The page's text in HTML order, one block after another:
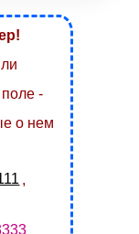
-
о нем